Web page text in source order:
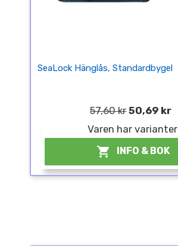
SeaLock Hänglås, Standardbygel
57,60 kr 50,69 kr
Varen har varianter
 INFO & BOK